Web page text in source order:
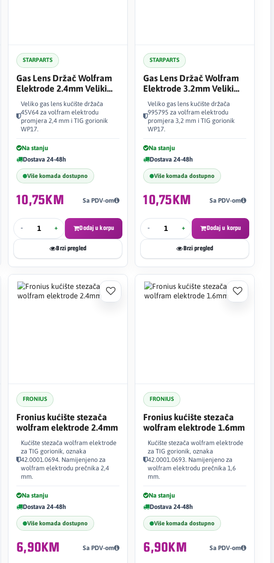
STARPARTS
Gas Lens Držač Wolfram
Elektrode 2.4mm Veliki
45V64
Veliko gas lens kućište držača
45V64 za volfram elektrodu
promjera 2,4 mm i TIG gorionik
WP17.
Na stanju
Dostava 24-48h
Više komada dostupno
10,75KM Sa PDV-om
- + Dodaj u korpu
Brzi pregled
STARPARTS
Gas Lens Držač Wolfram
Elektrode 3.2mm Veliki
995795
Veliko gas lens kućište držača
995795 za volfram elektrodu
promjera 3,2 mm i TIG gorionik
WP17.
Na stanju
Dostava 24-48h
Više komada dostupno
10,75KM Sa PDV-om
- + Dodaj u korpu
Brzi pregled
FRONIUS
Fronius kućište stezača
wolfram elektrode 2.4mm
Kućište stezača wolfram elektrode
za TIG gorionik, oznaka
42.0001.0694. Namijenjeno za
wolfram elektrodu prečnika 2,4
mm.
Na stanju
Dostava 24-48h
Više komada dostupno
6,90KM Sa PDV-om
FRONIUS
Fronius kućište stezača
wolfram elektrode 1.6mm
Kućište stezača wolfram elektrode
za TIG gorionik, oznaka
42.0001.0693. Namijenjeno za
wolfram elektrodu prečnika 1,6
mm.
Na stanju
Dostava 24-48h
Više komada dostupno
6,90KM Sa PDV-om